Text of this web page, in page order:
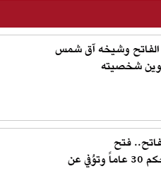
الفاتح وشيخه آق شمس
شخصيته
فتح
القسطنطينية وحكم 30 عاماً وتوُفي عن